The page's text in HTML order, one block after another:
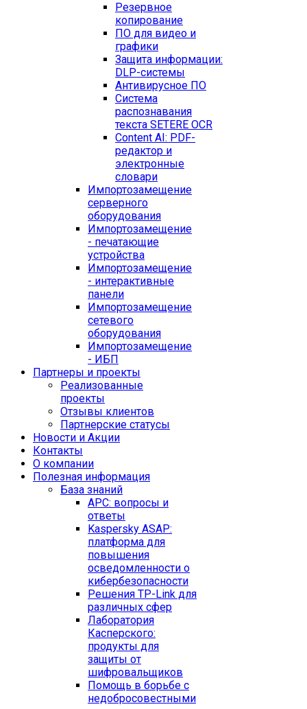
Резервное
копирование
ПО для видео и
графики
Защита информации:
DLP-системы
Антивирусное ПО
Система
распознавания
текста SETERE OCR
Content AI: PDF-
редактор и
электронные
словари
Импортозамещение
серверного
оборудования
Импортозамещение
- печатающие
устройства
Импортозамещение
- интерактивные
панели
Импортозамещение
сетевого
оборудования
Импортозамещение
- ИБП
Партнеры и проекты
Реализованные
проекты
Отзывы клиентов
Партнерские статусы
Новости и Акции
Контакты
O компании
Полезная информация
База знаний
APC: вопросы и
ответы
Kaspersky ASAP:
платформа для
повышения
осведомленности о
кибербезопасности
Решения TP-Link для
различных сфер
Лаборатория
Касперского:
продукты для
защиты от
шифровальщиков
Помощь в борьбе с
недобросовестными